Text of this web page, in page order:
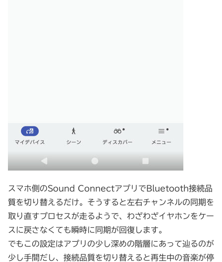
スマホ側のSound ConnectアプリでBluetooth接続品
質を切り替えるだけ。そうすると左右チャンネルの同期を
取り直すプロセスが走るようで、わざわざイヤホンをケー
スに戻さなくても瞬時に同期が回復します。
でもこの設定はアプリの少し深めの階層にあって辿るのが
少し手間だし、接続品質を切り替えると再生中の音楽が停